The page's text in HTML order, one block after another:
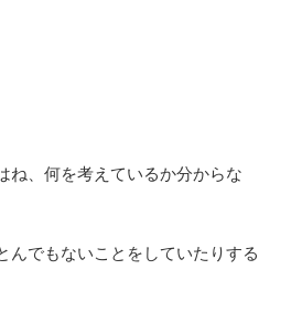
ね、何を考えているか分からな
んでもないことをしていたりする